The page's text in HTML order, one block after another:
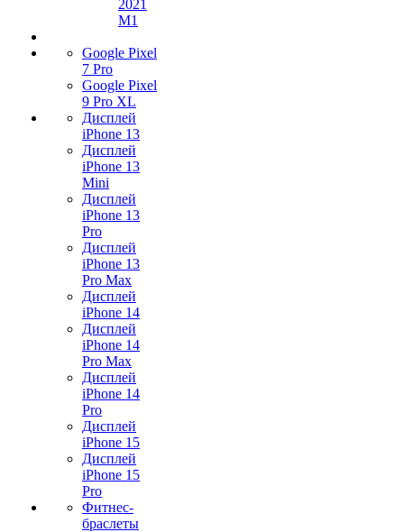
2021
M1
Google Pixel
7 Pro
Google Pixel
9 Pro XL
Дисплей
iPhone 13
Дисплей
iPhone 13
Mini
Дисплей
iPhone 13
Pro
Дисплей
iPhone 13
Pro Max
Дисплей
iPhone 14
Дисплей
iPhone 14
Pro Max
Дисплей
iPhone 14
Pro
Дисплей
iPhone 15
Дисплей
iPhone 15
Pro
Фитнес-
браслеты